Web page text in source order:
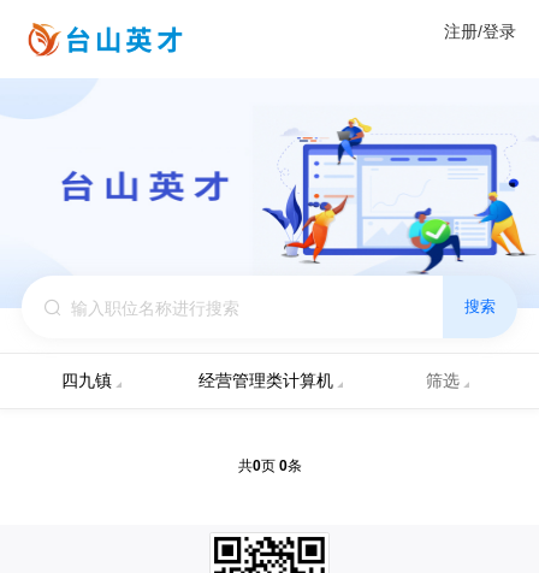
注册/登录
搜索
四九镇 经营管理类计算机 筛选
共0页 0条